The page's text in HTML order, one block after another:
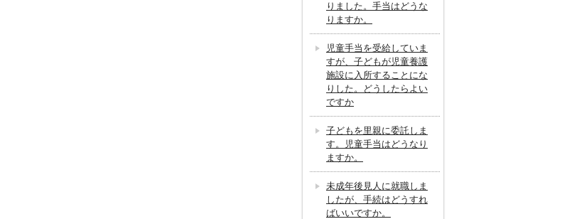
りました。手当はどうな
りますか。
児童手当を受給していま
すが、子どもが児童養護
施設に入所することにな
りした。どうしたらよい
ですか
子どもを里親に委託しま
す。児童手当はどうなり
ますか。
未成年後見人に就職しま
したが、手続はどうすれ
ばいいですか。